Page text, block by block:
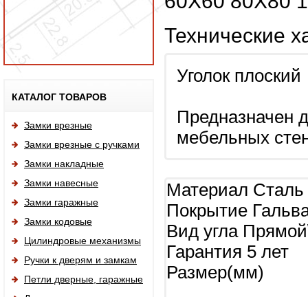
КАТАЛОГ ТОВАРОВ
Замки врезные
Замки врезные с ручками
Замки накладные
Замки навесные
Замки гаражные
Замки кодовые
Цилиндровые механизмы
Ручки к дверям и замкам
Петли дверные, гаражные
Технические
Уголок плоский
Предназначен
мебельных
Материал Сталь
Покрытие
Вид угла
Гарантия 5 лет
Размер(мм)